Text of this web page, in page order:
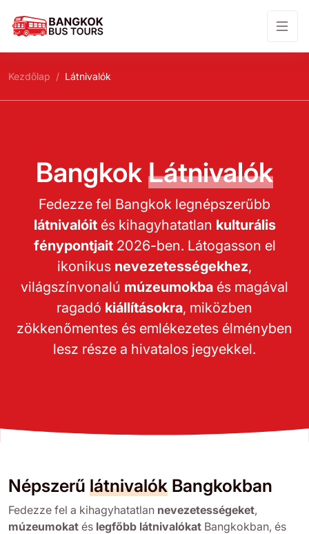
Kezdőlap Látnivalók
BangkokLátnivalók
Fedezze fel Bangkok legnépszerűbb
látnivalóités kihagyhatatlan kulturális
fénypontjait2026-ben. Látogasson el
ikonikus nevezetességekhez,
világszínvonalú múzeumokba és magával
ragadó kiállításokra, miközben
zökkenőmentes és emlékezetes élményben
lesz része a hivatalos jegyekkel.
Népszerű látnivalók Bangkokban
Fedezze fel a kihagyhatatlan nevezetességeket,
múzeumokat és legfőbb látnivalókat Bangkokban, és